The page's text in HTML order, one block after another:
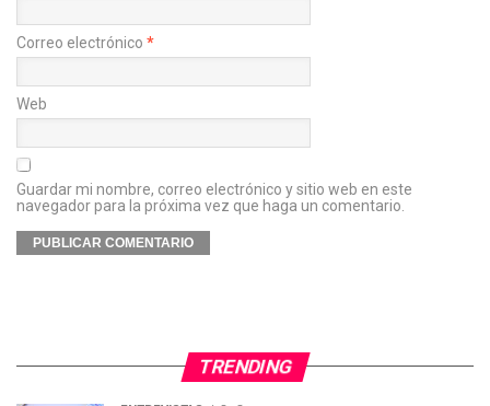
Correo electrónico *
Web
Guardar mi nombre, correo electrónico y sitio web en este
navegador para la próxima vez que haga un comentario.
TRENDING